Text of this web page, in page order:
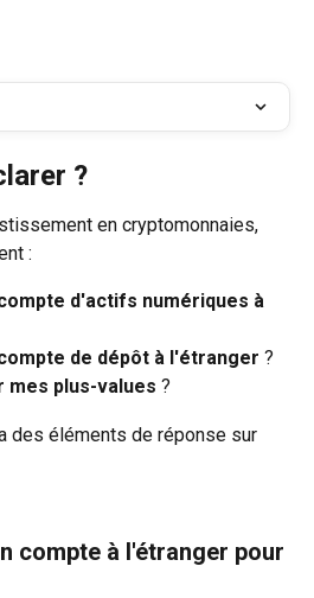
?
en cryptomonnaies,
:
d'actifs numériques à
de dépôt à l'étranger ?
mes plus-values ?
des éléments de réponse sur
compte à l'étranger pour